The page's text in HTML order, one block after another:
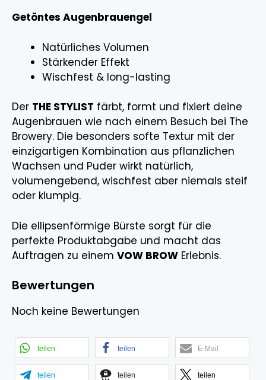
Getöntes Augenbrauengel
Natürliches Volumen
Stärkender Effekt
Wischfest & long-lasting
Der THE STYLIST färbt, formt und fixiert deine
Augenbrauen wie nach einem Besuch bei The
Browery. Die besonders softe Textur mit der
einzigartigen Kombination aus pflanzlichen
Wachsen und Puder wirkt natürlich,
volumengebend, wischfest aber niemals steif
oder klumpig.
Die ellipsenförmige Bürste sorgt für die
perfekte Produktabgabe und macht das
Auftragen zu einem VOW BROW Erlebnis.
Bewertungen
Noch keine Bewertungen
teilen teilen E-Mail
teilen teilen teilen